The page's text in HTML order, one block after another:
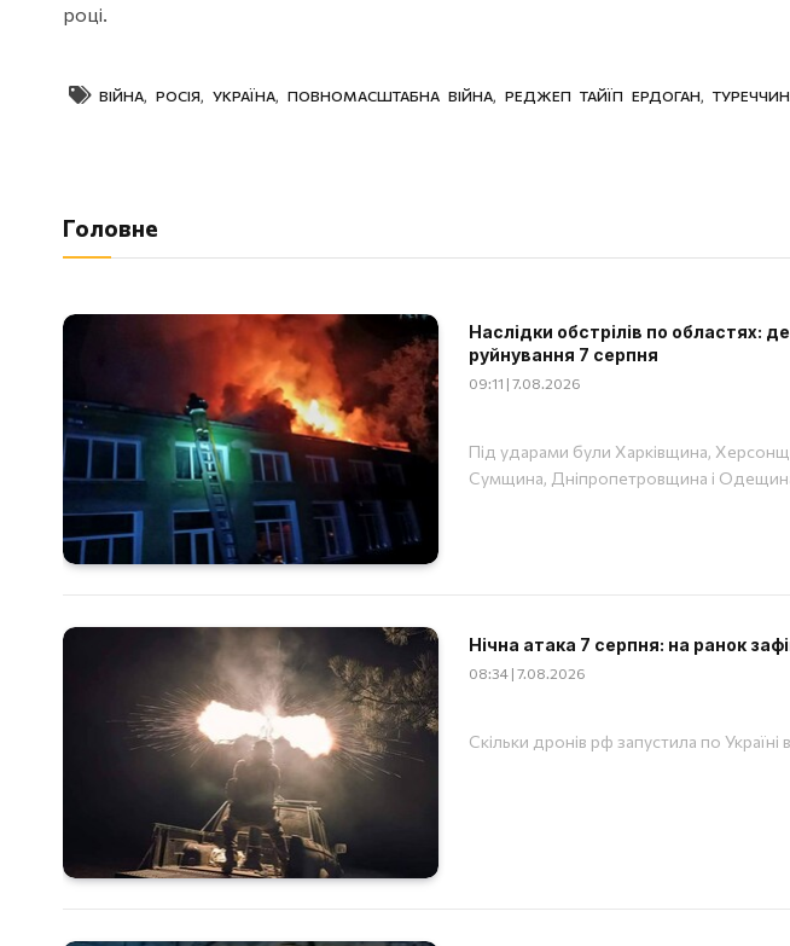
році.
ВІЙНА РОСІЯ УКРАЇНА ПОВНОМАСШТАБНА ВІЙНА РЕДЖЕП ТАЙЇП ЕРДОГАН
Головне
Наслідки обстрілів по областях: де
руйнування 7 серпня
09:11 | 7.08.2026
Під ударами були Харківщина,
Сумщина, Дніпропетровщина і
Нічна атака 7 серпня: на ранок
08:34 | 7.08.2026
Скільки дронів рф запустила по Україні